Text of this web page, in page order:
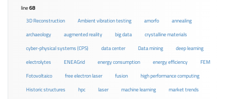
line68
3D Reconstruction
Ambient vibration testing amorfo
annealing
archaeology
augmented reality big data
crystalline materials
cyber-physical systems (CPS)
data center Data mining
deep learning
electrolytes
ENEAGrid energy consumption energy efficiency
FEM
Fotovoltaico
free electron laser fusion
high performance computing
Historic structures
hpc laser machine learning
market trends